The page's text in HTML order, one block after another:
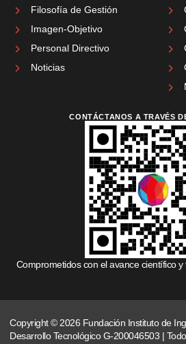
Filosofía de Gestión
Imagen-Objetivo
Personal Directivo
Noticias
CONTÁCTANOS A TRAVÉS
Comprometidos con el avance científico
Copyright © 2026 Fundación Instituto de
Desarrollo Tecnológico G-200046503 |